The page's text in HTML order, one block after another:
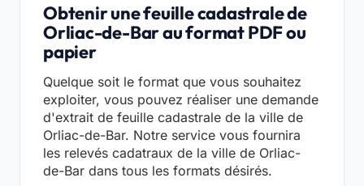
Obtenir une feuille cadastrale de
Orliac-de-Bar au format PDF ou
papier
Quelque soit le format que vous souhaitez
exploiter, vous pouvez réaliser une demande
d'extrait de feuille cadastrale de la ville de
Orliac-de-Bar. Notre service vous fournira
les relevés cadatraux de la ville de Orliac-
de-Bar dans tous les formats désirés.